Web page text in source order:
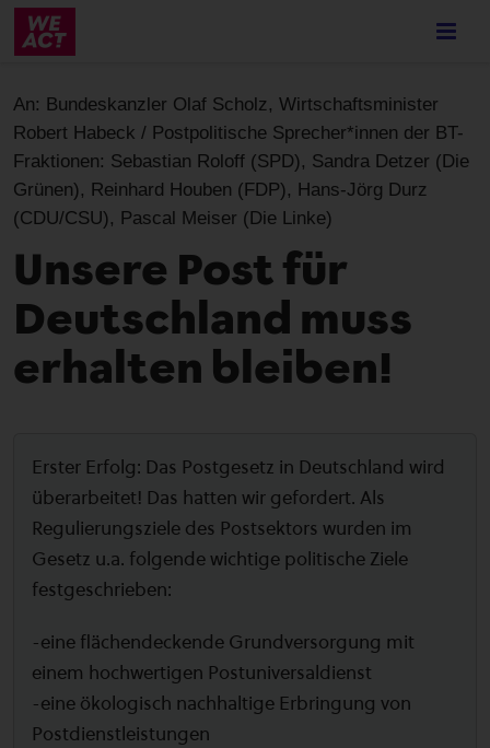
Skip
content
An: Bundeskanzler Olaf Scholz, Wirtschaftsminister
Robert Habeck / Postpolitische Sprecher*innen der BT-
Fraktionen: Sebastian Roloff (SPD), Sandra Detzer (Die
Grünen), Reinhard Houben (FDP), Hans-Jörg Durz
(CDU/CSU), Pascal Meiser (Die Linke)
Unsere Post für
Deutschland muss
erhalten bleiben!
Erster Erfolg: Das Postgesetz in Deutschland wird
überarbeitet! Das hatten wir gefordert. Als
Regulierungsziele des Postsektors wurden im
Gesetz u.a. folgende wichtige politische Ziele
festgeschrieben:
-eine flächendeckende Grundversorgung mit
einem hochwertigen Postuniversaldienst
-eine ökologisch nachhaltige Erbringung von
Postdienstleistungen